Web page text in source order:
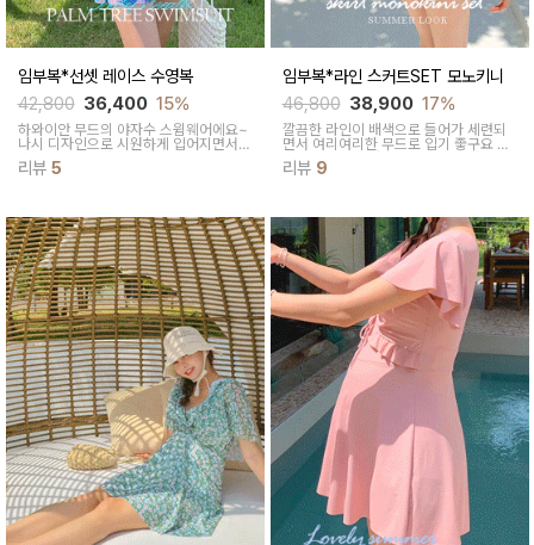
임부복*선셋 레이스 수영복
42,800 36,400 15%
하와이안 무드의 야자수 스윔웨어에요~
나시 디자인으로 시원하게 입어지면서
레이스 포인트가 있어 볼륨감있는 스윔
웨어룩을 연출해줘요
리뷰 5
임부복*라인 스커트SET 모노키니
46,800 38,900 17%
깔끔한 라인이 배색으로 들어가 세련되
면서 여리여리한 무드로 입기 좋구요 스
커트는 탈착이 가능해 미운군살 커버에
도 좋답니다
리뷰 9